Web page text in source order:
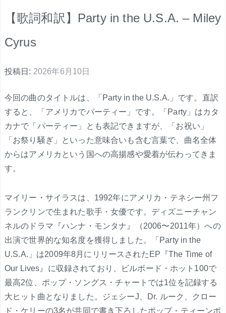
【歌詞和訳】Party in the U.S.A. – Miley
Cyrus
投稿日: 2026年6月10日
今回の曲のタイトルは、「Party in the U.S.A.」です。直訳
すると、「アメリカでパーティー」です。「Party」はカタ
カナで「パーティー」とも表記できますが、「お祝い」
「お祭り騒ぎ」といった意味合いも含む言葉で、曲名全体
からはアメリカという国への高揚感や愛着が伝わってきま
す。
マイリー・サイラスは、1992年にアメリカ・テネシー州フ
ランクリンで生まれた歌手・女優です。ディズニーチャン
ネルのドラマ『ハンナ・モンタナ』（2006〜2011年）への
出演で世界的な知名度を獲得しました。「Party in the
U.S.A.」は2009年8月にリリースされたEP『The Time of
Our Lives』に収録されており、ビルボード・ホット100で
最高2位、ポップ・ソングス・チャートでは1位を記録する
大ヒット曲となりました。ジェシーJ、Dr. ルーク、クロー
ド・ケリーの3名が共同で書き下ろしたポップ・ティーンポ